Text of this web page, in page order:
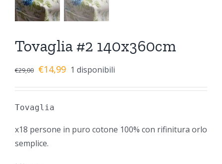
Tovaglia #2 140x360cm
€29,00 €14,99 1 disponibili
Tovaglia
x18 persone in puro cotone 100% con rifinitura orlo
semplice.